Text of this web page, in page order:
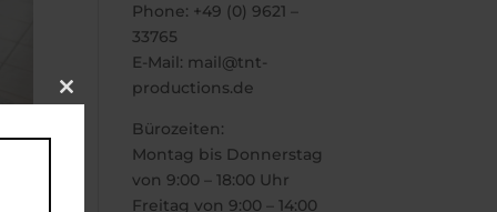
Phone: +49 (0) 9621 –
33765
E-Mail: mail@tnt-
productions.de
Bürozeiten:
Montag bis Donnerstag
von 9:00 – 18:00 Uhr
Freitag von 9:00 – 14:00
Close